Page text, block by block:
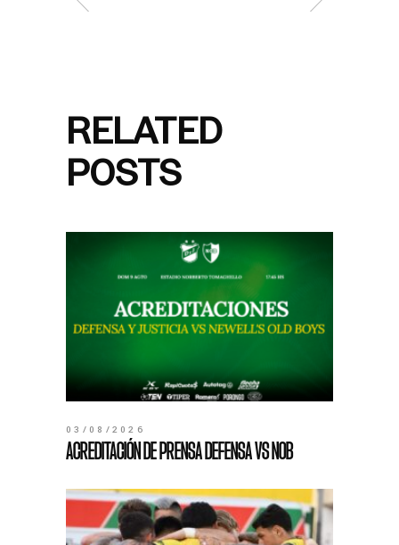
RELATED
POSTS
03/08/2026
ACREDITACIÓN DE PRENSA DEFENSA VS NOB